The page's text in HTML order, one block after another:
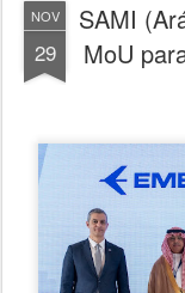
NOV
29
SAMI
MoU